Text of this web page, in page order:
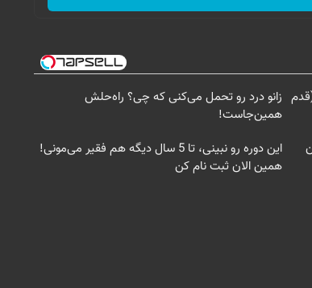
زانو درد رو تحمل می‌کنی که چی؟ راه‌حلش
همین‌جاست!
این دوره رو نبینی، تا 5 سال دیگه هم فقیر می‌مونی!
همین الان ثبت نام کن